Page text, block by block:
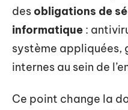
des obligations de
informatique :
système
internes au sein de
Ce point change la